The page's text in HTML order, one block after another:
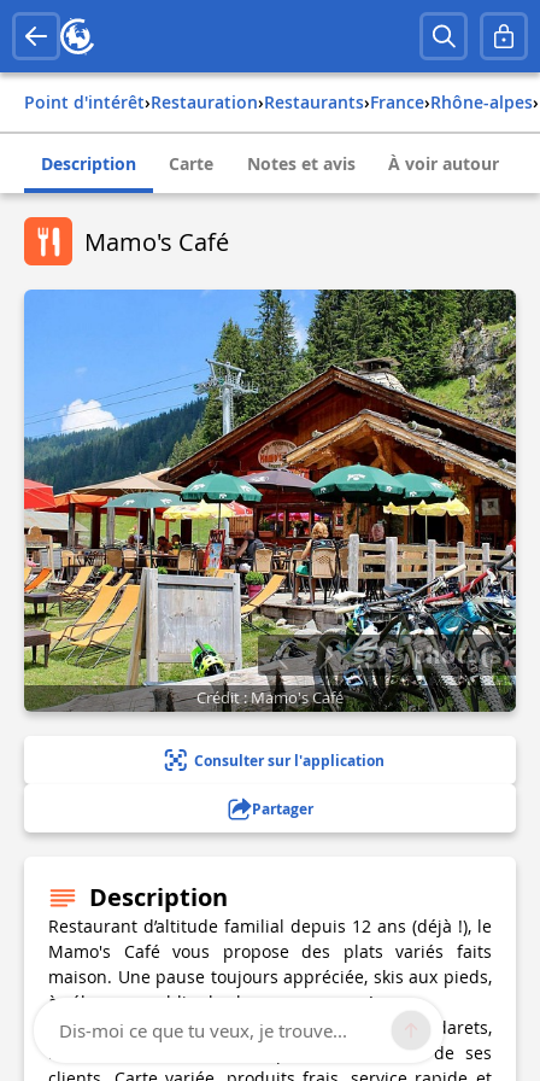
Point d'intérêt› Restauration› Restaurants› france› rhône-alpes›
Description Carte Notes et avis À voir autour
Mamo's Café
5 photo(s)
Crédit : Mamo's Café
Consulter sur l'application
Partager
Description
Restaurant d’altitude familial depuis 12 ans (déjà !), le
Mamo's Café vous propose des plats variés faits
maison. Une pause toujours appréciée, skis aux pieds,
à vélo, sans oublier les les promeneurs !
Implanté depuis 12 ans sur le plateau des Lindarets,
le Mamo's Café sait s'adapter aux besoins de ses
Dis-moi ce que tu veux, je trouve...